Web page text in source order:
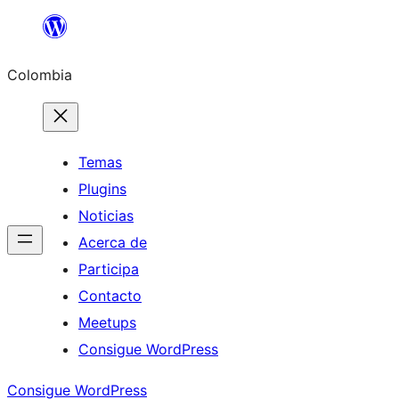
Saltar
contenido
Colombia
Temas
Plugins
Noticias
Acerca de
Participa
Contacto
Meetups
Consigue WordPress
Consigue WordPress